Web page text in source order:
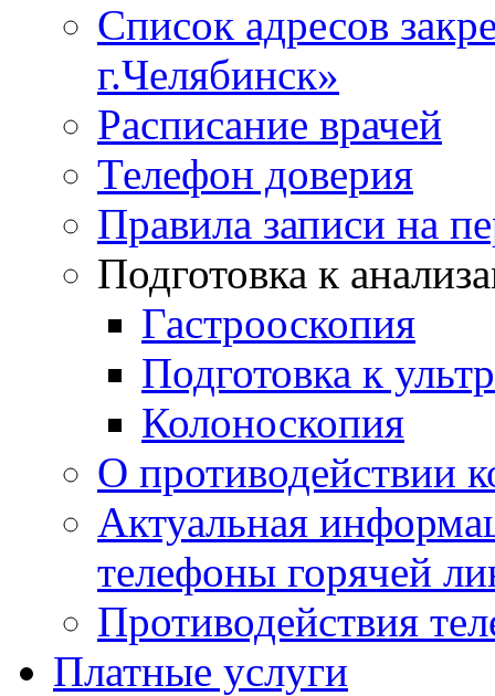
Список адресов
г.Челябинск»
Расписание врачей
Телефон доверия
Правила записи на
Подготовка к
Гастрооскопия
Подготовка к
Колоноскопия
О противодействии
Актуальная
телефоны горячей
Противодействия
Платные услуги